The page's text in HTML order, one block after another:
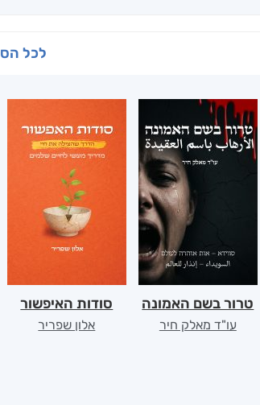
לכל
טרור בשם האמונה
עו"ד מאלק חיר
סודות האיפשור
אלון שפריר